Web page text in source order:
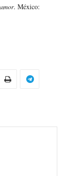
. México: